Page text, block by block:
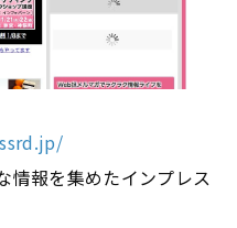
情報を集めたインプレス